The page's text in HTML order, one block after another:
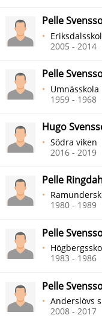
Pelle
2005 - 2014
Pelle
Umnässkola
1959 - 1968
Hugo
Södra viken
2016 - 2019
Pelle
1980 - 1989
Pelle
1983 - 1986
Pelle
Anderslövs
2008 - 2017